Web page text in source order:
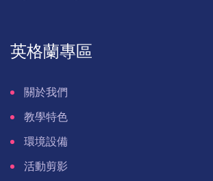
英格蘭專區
關於我們
教學特色
環境設備
活動剪影